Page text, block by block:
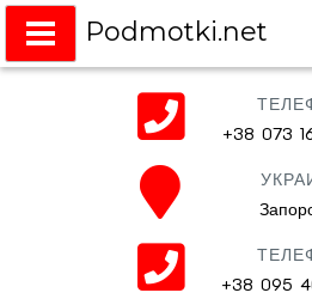
Podmotki.net
Подмотки на
+38 073
+38 095